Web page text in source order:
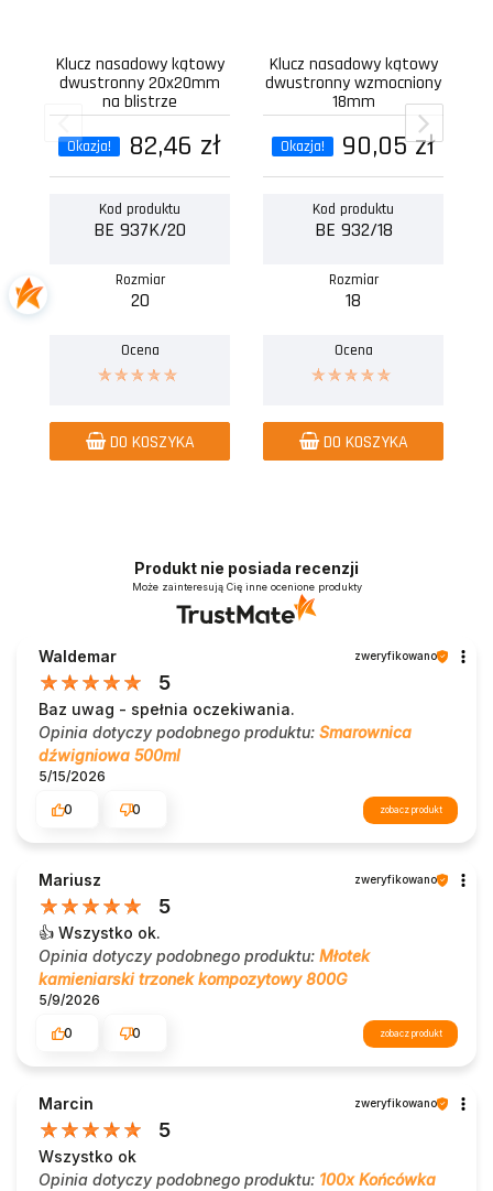
Klucz nasadowy kątowy
dwustronny 20x20mm
na blistrze
Okazja! 82,46 zł
Kod produktu
BE 937K/20
Rozmiar
20
Ocena
DO KOSZYKA
Klucz nasadowy kątowy
dwustronny wzmocniony
18mm
Okazja! 90,05 zł
Kod produktu
BE 932/18
Rozmiar
18
Ocena
DO KOSZYKA
Produkt nie posiada recenzji
Może zainteresują Cię inne ocenione produkty
Waldemar zweryfikowano
5
Baz uwag - spełnia oczekiwania.
Opinia dotyczy podobnego produktu: Smarownica
dźwigniowa 500ml
5/15/2026
0
0 zobacz produkt
Mariusz zweryfikowano
5
👍️ Wszystko ok.
Opinia dotyczy podobnego produktu: Młotek
kamieniarski trzonek kompozytowy 800G
5/9/2026
0
0 zobacz produkt
Marcin zweryfikowano
5
Wszystko ok
Opinia dotyczy podobnego produktu: 100x Końcówka